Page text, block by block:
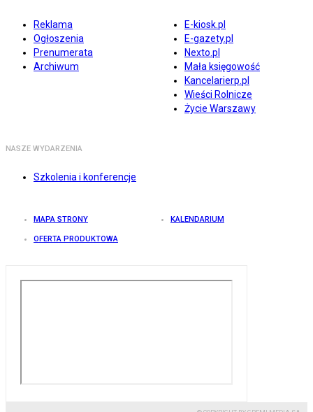
Reklama
Ogłoszenia
Prenumerata
Archiwum
E-kiosk.pl
E-gazety.pl
Nexto.pl
Mała księgowość
Kancelarierp.pl
Wieści Rolnicze
Życie Warszawy
NASZE WYDARZENIA
Szkolenia i konferencje
MAPA STRONY KALENDARIUM
OFERTA PRODUKTOWA